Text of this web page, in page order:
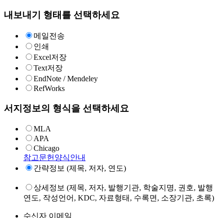
내보내기 형태를 선택하세요
메일전송
인쇄
Excel저장
Text저장
EndNote / Mendeley
RefWorks
서지정보의 형식을 선택하세요
MLA
APA
Chicago
참고문헌양식안내
간략정보 (제목, 저자, 연도)
상세정보 (제목, 저자, 발행기관, 학술지명, 권호, 발행
연도, 작성언어, KDC, 자료형태, 수록면, 소장기관, 초록)
수신자 이메일